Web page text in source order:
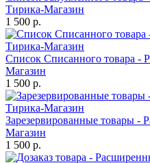
Тирика-Магазин
1 500 р.
Список Списанного товара -
Магазин
1 500 р.
Зарезервированные товары -
Магазин
1 500 р.